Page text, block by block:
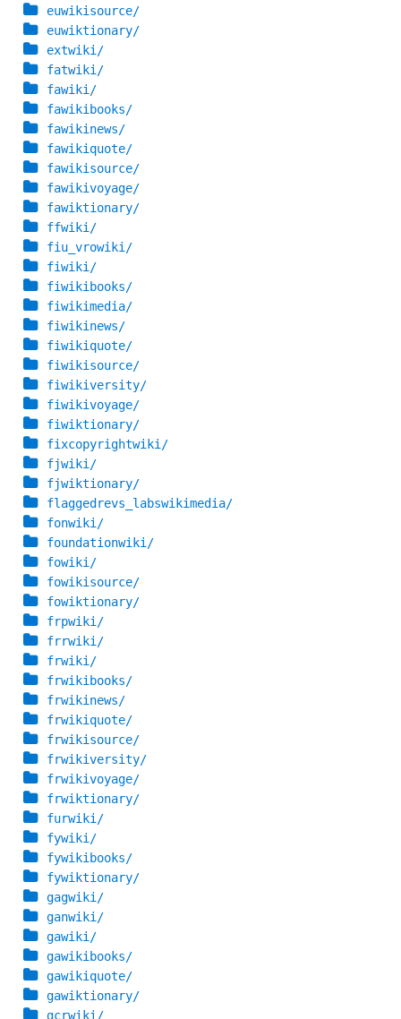
euwikisource/
euwiktionary/
extwiki/
fatwiki/
fawiki/
fawikibooks/
fawikinews/
fawikiquote/
fawikisource/
fawikivoyage/
fawiktionary/
ffwiki/
fiu_vrowiki/
fiwiki/
fiwikibooks/
fiwikimedia/
fiwikinews/
fiwikiquote/
fiwikisource/
fiwikiversity/
fiwikivoyage/
fiwiktionary/
fixcopyrightwiki/
fjwiki/
fjwiktionary/
flaggedrevs_labswikimedia/
fonwiki/
foundationwiki/
fowiki/
fowikisource/
fowiktionary/
frpwiki/
frrwiki/
frwiki/
frwikibooks/
frwikinews/
frwikiquote/
frwikisource/
frwikiversity/
frwikivoyage/
frwiktionary/
furwiki/
fywiki/
fywikibooks/
fywiktionary/
gagwiki/
ganwiki/
gawiki/
gawikibooks/
gawikiquote/
gawiktionary/
gcrwiki/